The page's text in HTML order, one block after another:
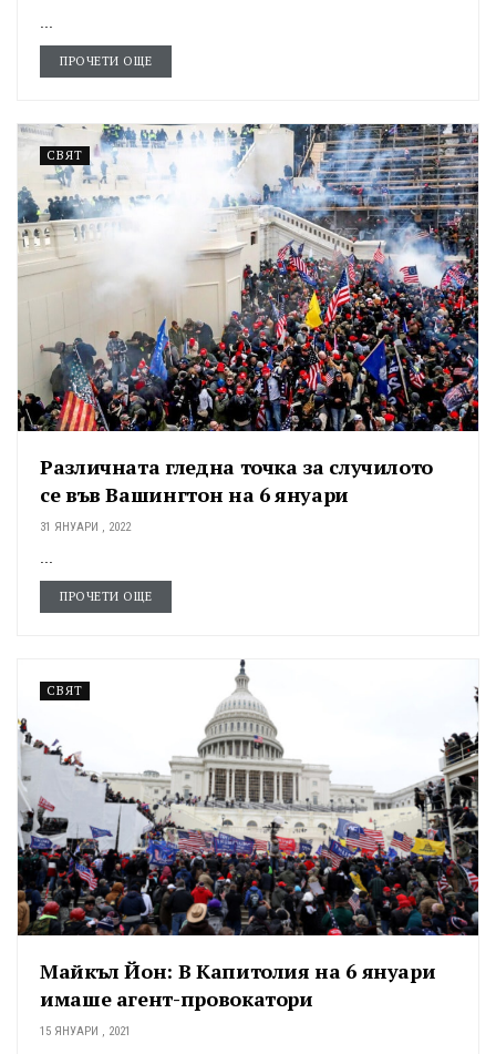
ПРОЧЕТИ ОЩЕ
СВЯТ
Различната гледна точка за случилото
се във Вашингтон на 6 януари
31 ЯНУАРИ , 2022
ПРОЧЕТИ ОЩЕ
СВЯТ
Майкъл Йон: В Капитолия на 6 януари
имаше агент-провокатори
15 ЯНУАРИ , 2021